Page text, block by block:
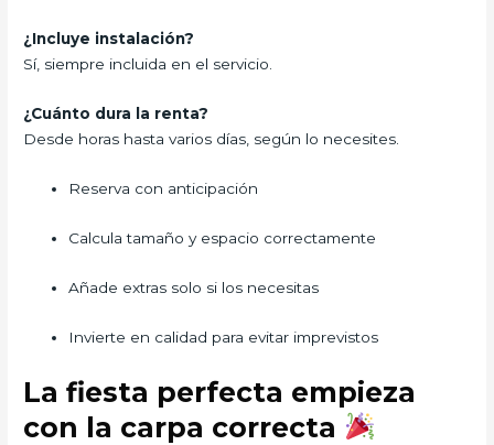
¿Incluye instalación?
Sí, siempre incluida en el servicio.
¿Cuánto dura la renta?
Desde horas hasta varios días, según lo necesites.
Reserva con anticipación
Calcula tamaño y espacio correctamente
Añade extras solo si los necesitas
Invierte en calidad para evitar imprevistos
La fiesta perfecta empieza
con la carpa correcta